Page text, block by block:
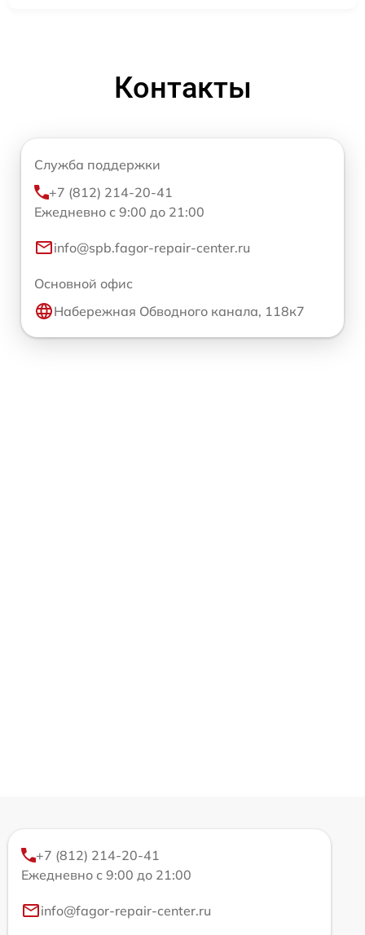
Контакты
Служба поддержки
+7 (812) 214-20-41
Ежедневно с 9:00 до 21:00
info@spb.fagor-repair-center.ru
Основной офис
Набережная Обводного канала, 118к7
+7 (812) 214-20-41
Ежедневно с 9:00 до 21:00
info@fagor-repair-center.ru